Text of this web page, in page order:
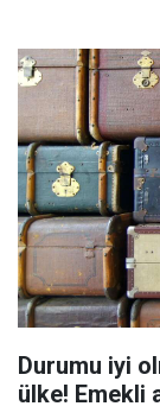
Durumu iyi
ülke! Emekli